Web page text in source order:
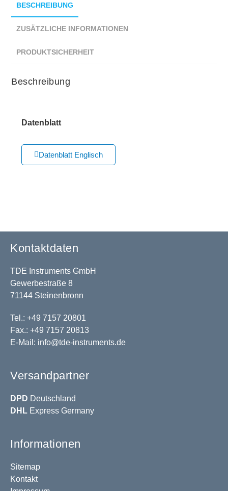
BESCHREIBUNG
ZUSÄTZLICHE INFORMATIONEN
PRODUKTSICHERHEIT
Beschreibung
Datenblatt
Datenblatt Englisch
Kontaktdaten
TDE Instruments GmbH
Gewerbestraße 8
71144 Steinenbronn
Tel.: +49 7157 20801
Fax.: +49 7157 20813
E-Mail: info@tde-instruments.de
Versandpartner
DPD Deutschland
DHL Express Germany
Informationen
Sitemap
Kontakt